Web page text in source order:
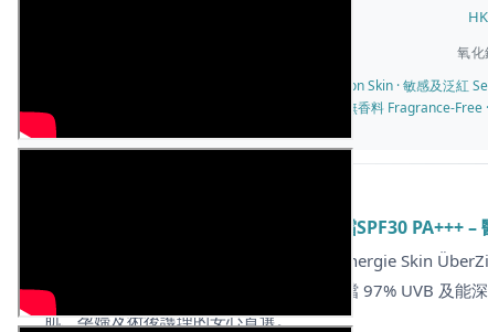
氧
✓ 敏感肌膚 Sensitive Skin · 混合性肌膚 Combination Skin · 敏感及泛紅
Based · 無香料 Fragrance-
Synergie Skin ÜberZinc 物理防曬面霜SPF30 PA+++ –
Synergie Skin
核心，為肌膚建立隱形的廣譜防護盾，阻擋 97% UVB 及能
肌、孕婦及術後護理的安心首選。